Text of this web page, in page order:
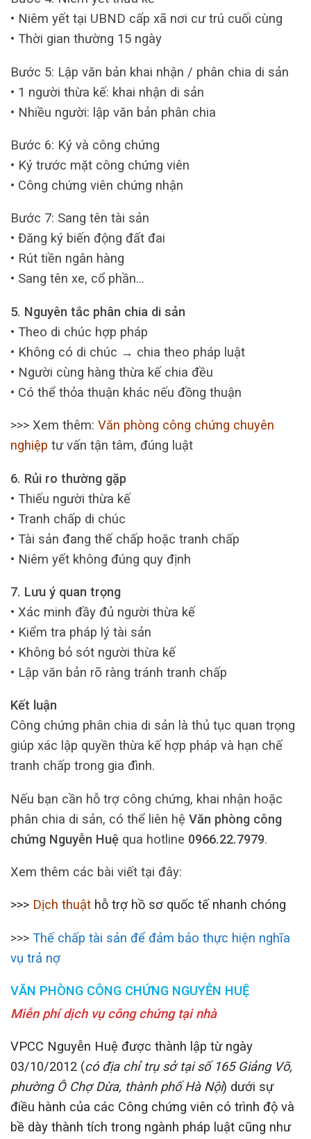
• Niêm yết tại UBND cấp xã nơi cư trú cuối cùng
• Thời gian thường 15 ngày
Bước 5: Lập văn bản khai nhận / phân chia di sản
• 1 người thừa kế: khai nhận di sản
• Nhiều người: lập văn bản phân chia
Bước 6: Ký và công chứng
• Ký trước mặt công chứng viên
• Công chứng viên chứng nhận
Bước 7: Sang tên tài sản
• Đăng ký biến động đất đai
• Rút tiền ngân hàng
• Sang tên xe, cổ phần…
5. Nguyên tắc phân chia di sản
• Theo di chúc hợp pháp
• Không có di chúc → chia theo pháp luật
• Người cùng hàng thừa kế chia đều
• Có thể thỏa thuận khác nếu đồng thuận
>>> Xem thêm: Văn phòng công chứng chuyên
nghiệp tư vấn tận tâm, đúng luật
6. Rủi ro thường gặp
• Thiếu người thừa kế
• Tranh chấp di chúc
• Tài sản đang thế chấp hoặc tranh chấp
• Niêm yết không đúng quy định
7. Lưu ý quan trọng
• Xác minh đầy đủ người thừa kế
• Kiểm tra pháp lý tài sản
• Không bỏ sót người thừa kế
• Lập văn bản rõ ràng tránh tranh chấp
Kết luận
Công chứng phân chia di sản là thủ tục quan trọng
giúp xác lập quyền thừa kế hợp pháp và hạn chế
tranh chấp trong gia đình.
Nếu bạn cần hỗ trợ công chứng, khai nhận hoặc
phân chia di sản, có thể liên hệ Văn phòng công
chứng Nguyễn Huệ qua hotline 0966.22.7979.
Xem thêm các bài viết tại đây:
>>> Dịch thuật hỗ trợ hồ sơ quốc tế nhanh chóng
>>> Thế chấp tài sản để đảm bảo thực hiện nghĩa
vụ trả nợ
VĂN PHÒNG CÔNG CHỨNG NGUYỄN HUỆ
Miễn phí dịch vụ công chứng tại nhà
VPCC Nguyễn Huệ được thành lập từ ngày
03/10/2012 (có địa chỉ trụ sở tại số 165 Giảng Võ,
phường Ô Chợ Dừa, thành phố Hà Nội) dưới sự
điều hành của các Công chứng viên có trình độ và
bề dày thành tích trong ngành pháp luật cũng như